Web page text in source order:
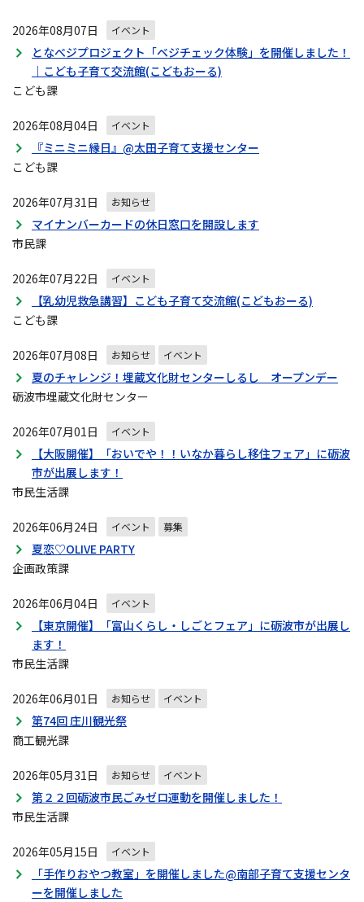
ビ
ゲ
シ
ン
2026年08月07日 イベント
となべジプロジェクト「ベジチェック体験」を開催しました！
｜こども子育て交流館(こどもおーる)
こども課
2026年08月04日 イベント
『ミニミニ縁日』@太田子育て支援センター
こども課
2026年07月31日 お知らせ
マイナンバーカードの休日窓口を開設します
市民課
2026年07月22日 イベント
【乳幼児救急講習】こども子育て交流館(こどもおーる)
こども課
2026年07月08日 お知らせ イベント
夏のチャレンジ！埋蔵文化財センターしるし オープンデー
砺波市埋蔵文化財センター
2026年07月01日 イベント
【大阪開催】「おいでや！！いなか暮らし移住フェア」に砺波
市が出展します！
市民生活課
2026年06月24日 イベント 募集
夏恋♡OLIVE PARTY
企画政策課
2026年06月04日 イベント
【東京開催】「富山くらし・しごとフェア」に砺波市が出展し
ます！
市民生活課
2026年06月01日 お知らせ イベント
第74回 庄川観光祭
商工観光課
2026年05月31日 お知らせ イベント
第２２回砺波市民ごみゼロ運動を開催しました！
市民生活課
2026年05月15日 イベント
「手作りおやつ教室」を開催しました@南部子育て支援センタ
ーを開催しました